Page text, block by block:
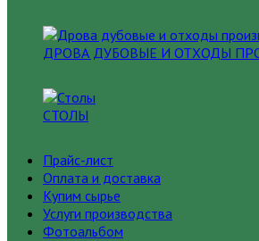
ДРОВА ДУБОВЫЕ И ОТХОДЫ
СТОЛЫ
Прайс-лист
Оплата и доставка
Купим сырье
Услуги производства
Фотоальбом